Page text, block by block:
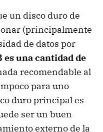
un disco duro de
(principalmente
de datos por
es una cantidad de
recomendable al
para uno
duro principal es
ser un buen
externo de la